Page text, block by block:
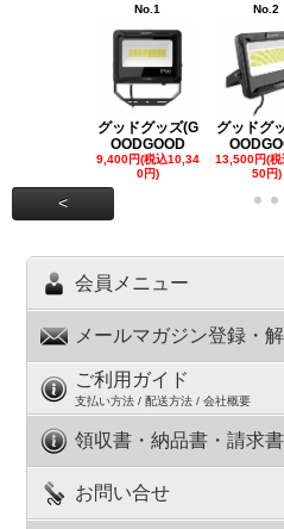
No.1
グッドグッズ(G
OODGOOD
9,400円(税込10,34
0円)
No.2
グッドグ
13,500円(税
50円)
<
会員メニュー
メールマガジン登録・
ご利用ガイド
支払い方法 / 配送方法 / 会社概要
領収書・納品書・請求
お問い合せ